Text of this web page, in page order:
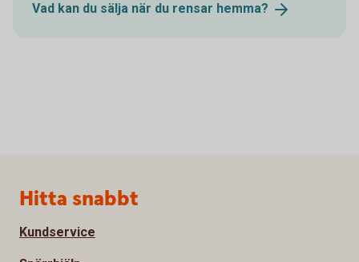
Vad kan du sälja när du rensar hemma?
Sidfot
Hitta snabbt
Kundservice